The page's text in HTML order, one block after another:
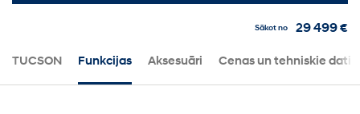
TUCSON Funkcijas Aksesuāri Cenas un tehniskie dati
Sākot no 29 499 €